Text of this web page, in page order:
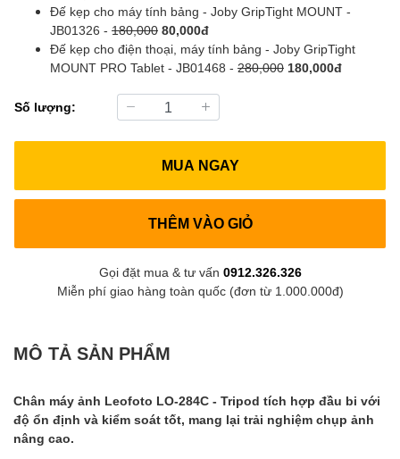
Đế kẹp cho máy tính bảng - Joby GripTight MOUNT -
JB01326 - 180,000 80,000đ
Đế kẹp cho điện thoại, máy tính bảng - Joby GripTight
MOUNT PRO Tablet - JB01468 - 280,000 180,000đ
Số lượng:
MUA NGAY
THÊM VÀO GIỎ
Gọi đặt mua & tư vấn 0912.326.326
Miễn phí giao hàng toàn quốc (đơn từ 1.000.000đ)
MÔ TẢ SẢN PHẨM
Chân máy ảnh Leofoto LO-284C - Tripod tích hợp đầu bi với
độ ổn định và kiểm soát tốt, mang lại trải nghiệm chụp ảnh
nâng cao.